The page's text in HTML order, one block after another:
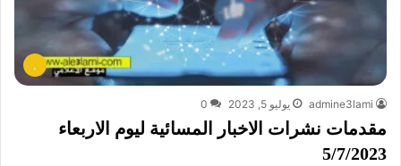
.
admine3lami يوليو 5, 2023 0
مقدمات نشرات الاخبار المسائية ليوم الاربعاء
5/7/2023